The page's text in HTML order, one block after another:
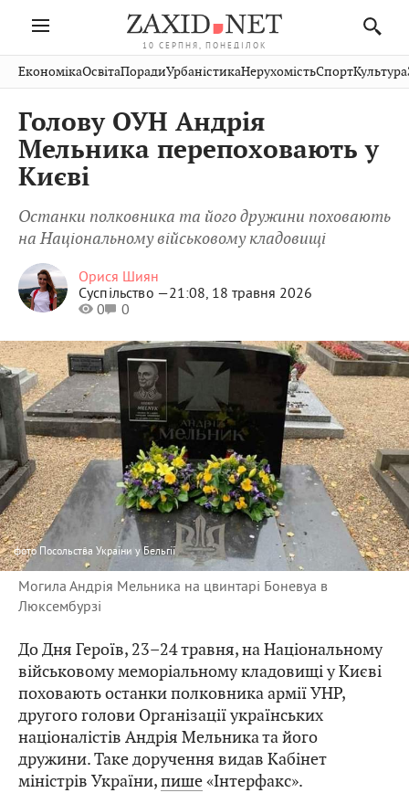
10 СЕРПНЯ, ПОНЕДІЛОК
Івано-
Франківськ
Тернопіль
Волинь
Закарпаття
Рівне
Чернівці
Стрий
Хмельницький
Публікації
Авто СловкоКультура
Кіно Дім
ФотоОсвітаНерухомість
Домашні
ЕкономікаОсвітаПорадиУрбаністикаНерухомістьСпортКультура
Голову ОУН Андрія
Мельника перепоховають у
Києві
Останки полковника та його дружини поховають
на Національному військовому кладовищі
Орися Шиян
Суспільство —21:08, 18 травня 2026
0
0
фотоПосольства України у Бельгії
Могила Андрія Мельника на цвинтарі Боневуа в
Люксембурзі
До Дня Героїв, 23–24 травня, на Національному
військовому меморіальному кладовищі у Києві
поховають останки полковника армії УНР,
другого голови Організації українських
націоналістів Андрія Мельника та його
дружини. Таке доручення видав Кабінет
міністрів України,пише«Інтерфакс».